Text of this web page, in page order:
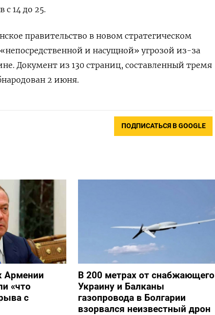
с 14 до 25.
правительство в новом стратегическом
и насущной» угрозой из-за
Документ из 130 страниц, составленный тремя
2 июня.
ПОДПИСАТЬСЯ В GOOGLE
Армении
«что
с
В 200 метрах от снабжающего
Украину и Балканы
газопровода в Болгарии
взорвался неизвестный дрон